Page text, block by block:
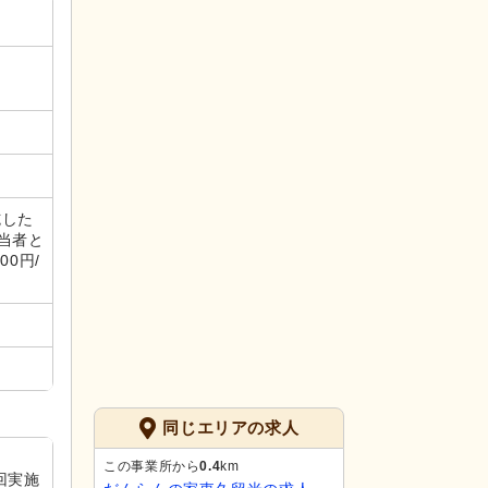
た
者と
円/
実施
同じエリアの求人
この事業所から0.4km